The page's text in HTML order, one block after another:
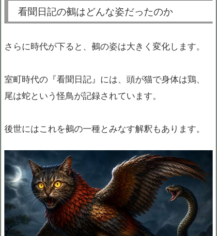
看聞日記の鵺はどんな姿だったのか
さらに時代が下ると、鵺の姿は大きく変化します。
室町時代の『看聞日記』には、頭が猫で身体は鶏、
尾は蛇という怪鳥が記録されています。
後世にはこれを鵺の一種とみなす解釈もあります。